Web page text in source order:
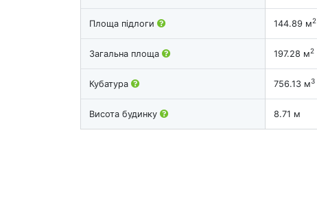
Площа підлоги 144.89 м2
Загальна площа 197.28 м2
Кубатура 756.13 м3
Висота будинку 8.71 м